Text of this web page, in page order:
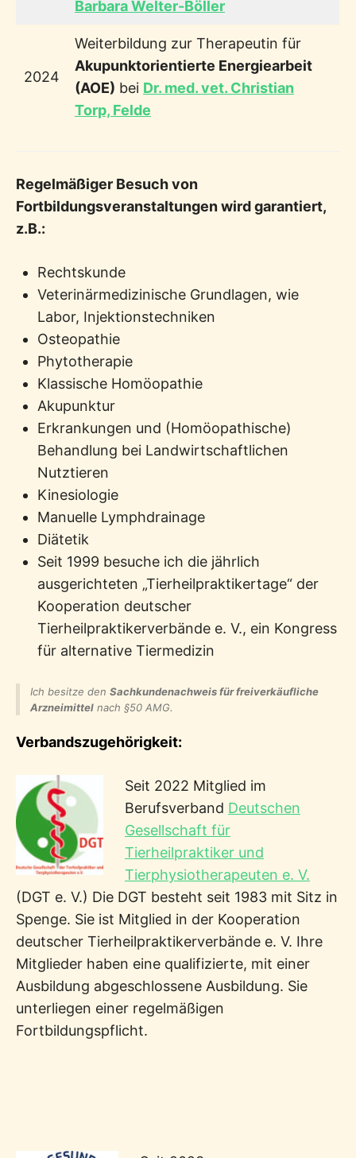
Barbara Welter-Böller
2024
Weiterbildung zur Therapeutin für
Akupunktorientierte Energiearbeit
(AOE) bei Dr. med. vet. Christian
Torp, Felde
Regelmäßiger Besuch von
Fortbildungsveranstaltungen wird garantiert,
z.B.:
Rechtskunde
Veterinärmedizinische Grundlagen, wie
Labor, Injektionstechniken
Osteopathie
Phytotherapie
Klassische Homöopathie
Akupunktur
Erkrankungen und (Homöopathische)
Behandlung bei Landwirtschaftlichen
Nutztieren
Kinesiologie
Manuelle Lymphdrainage
Diätetik
Seit 1999 besuche ich die jährlich
ausgerichteten „Tierheilpraktikertage“ der
Kooperation deutscher
Tierheilpraktikerverbände e. V., ein Kongress
für alternative Tiermedizin
Ich besitze den Sachkundenachweis für freiverkäufliche
Arzneimittel nach §50 AMG.
Verbandszugehörigkeit:
Seit 2022 Mitglied im
Berufsverband Deutschen
Gesellschaft für
Tierheilpraktiker und
Tierphysiotherapeuten e. V.
(DGT e. V.) Die DGT besteht seit 1983 mit Sitz in
Spenge. Sie ist Mitglied in der Kooperation
deutscher Tierheilpraktikerverbände e. V. Ihre
Mitglieder haben eine qualifizierte, mit einer
Ausbildung abgeschlossene Ausbildung. Sie
unterliegen einer regelmäßigen
Fortbildungspflicht.